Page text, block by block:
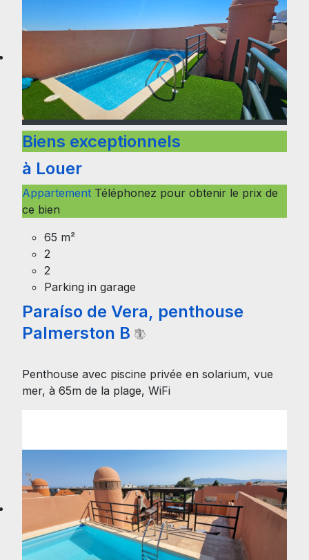
Biens exceptionnels
à Louer
Appartement Téléphonez pour obtenir le prix de
ce bien
65 m²
2
2
Parking in garage
Paraíso de Vera, penthouse
Palmerston B
Penthouse avec piscine privée en solarium, vue
mer, à 65m de la plage, WiFi